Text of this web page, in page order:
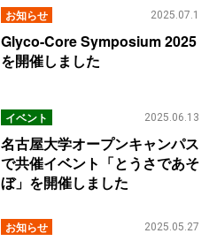
お知らせ 2025.07.1
Glyco-Core Symposium 2025
を開催しました
イベント 2025.06.13
名古屋大学オープンキャンパス
で共催イベント「とうさであそ
ぼ」を開催しました
お知らせ 2025.05.27